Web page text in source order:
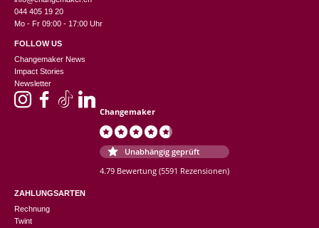
044 405 19 20
Mo - Fr 09:00 - 17:00 Uhr
FOLLOW US
Changemaker News
Impact Stories
Newsletter
Changemaker
Unabhängig geprüft
4.79 Bewertung (5591 Rezensionen)
ZAHLUNGSARTEN
Rechnung
Twint